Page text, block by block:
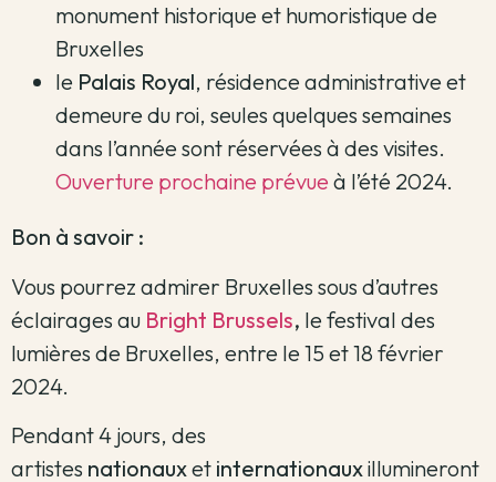
monument historique et humoristique de
Bruxelles
le Palais Royal, résidence administrative et
demeure du roi, seules quelques semaines
dans l’année sont réservées à des visites.
Ouverture prochaine prévue à l’été 2024.
Bon à savoir :
Vous pourrez admirer Bruxelles sous d’autres
éclairages au Bright Brussels, le festival des
lumières de Bruxelles, entre le 15 et 18 février
2024.
Pendant 4 jours, des
artistes nationauxet internationauxillumineront